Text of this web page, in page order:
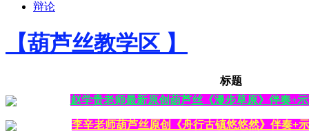
辩论
【葫芦丝教学区 】
标题
赵学贵老师最新原创葫芦丝《漫步草原》伴奏+
李辛老师葫芦丝原创《舟行古镇悠悠然》伴奏+